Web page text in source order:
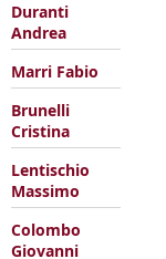
Duranti
Andrea
Marri Fabio
Brunelli
Cristina
Lentischio
Massimo
Colombo
Giovanni